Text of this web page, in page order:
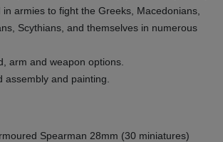
armies to fight the Greeks, Macedonians,
Scythians, and themselves in numerous
arm and weapon options.
assembly and painting.
Spearman 28mm (30 miniatures)